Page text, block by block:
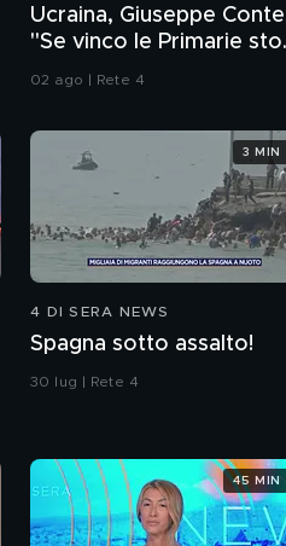
Ucraina, Giuseppe
"Se vinco le Primarie
alle armi"
02 ago | Rete 4
4 DI SERA NEWS
Spagna sotto assalto!
30 lug | Rete 4
3 MIN
45 MIN